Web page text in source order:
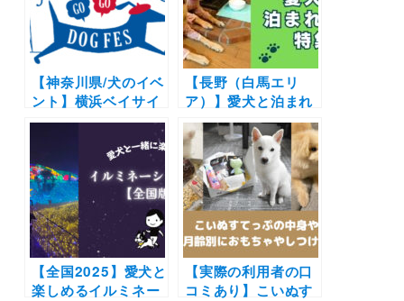
催！dog park無料開
放＆プロカメラマン
のフォトサービスも
ーク）天然芝ドッグ
ランも！4/20-4/21
【神奈川県/犬のイベ
ント】横浜ベイサイ
ド最大級ドッグイベ
ント！ドッグランや
マルシェなど1日中
愛犬と遊べる |
「YOKOHAMA GO
GO DOG FES
2022」（臨港パー
ク）4/16・17開催！
【長野（白馬エリ
ア）】愛犬と泊まれ
る宿11選！温泉付き
のリゾートホテルか
らペットフレンドリ
ーなペンションまで
を厳選（実際のおで
かけレポートあり）
【全国2025】愛犬と
楽しめるイルミネー
【実際の利用者の口
コミあり】こいぬす